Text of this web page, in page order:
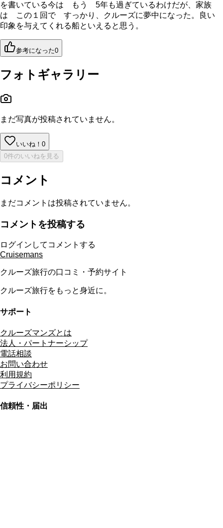
を書いている今は もう 5年も過ぎているわけだが、家族
は この１回で すっかり、クルーズに夢中になった。良い
印象を与えてくれる船といえると思う。
参考になった0
フォトギャラリー
まだ写真が投稿されていません。
いいね！ 0
0件のいいねを見る
コメント
まだコメントは投稿されていません。
コメントを投稿する
ログインしてコメントする
Cruisemans
クルーズ旅行の口コミ・予約サイト
クルーズ旅行をもっと身近に。
サポート
クルーズマンズとは
法人・パートナーシップ
電話相談
お問い合わせ
利用規約
プライバシーポリシー
信頼性・届出